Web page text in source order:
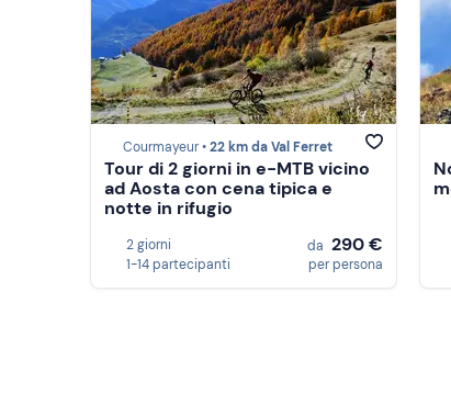
Courmayeur •22 km da Val Ferret
Tour di 2 giorni in e-MTB vicino
ad Aosta con cena tipica e
notte in rifugio
2 giorni
1-14 partecipanti
da 290 €
per persona